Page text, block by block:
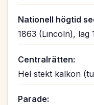
Nationell högtid
1863 (Lincoln), lag
Centralrätten:
Hel stekt kalkon
Parade: